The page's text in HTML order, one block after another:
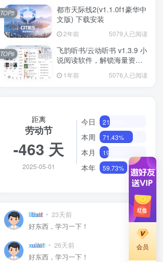
都市天际线2(v1.1.0f1豪华中
文版) 下载安装
2年前 5079人已阅读
TOP5
飞韵听书/云动听书 v1.3.9 小
说阅读软件，解锁海量资源
1年前 5076人已阅读
TOP6
距离
劳动节
-463 天
2025-05-01
今日 21.49%
本周 71.43%
本月 19.35%
本年 59.73%
libatt 23天前
0
好东西，学习一下！
xulai1 26天前
0
好东西，学习一下！
会员